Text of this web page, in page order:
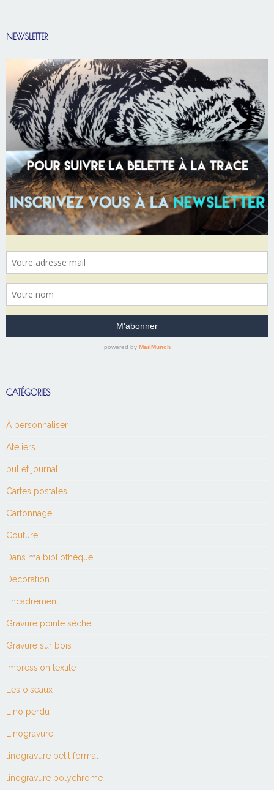
NEWSLETTER
CATÉGORIES
À personnaliser
Ateliers
bullet journal
Cartes postales
Cartonnage
Couture
Dans ma bibliothèque
Décoration
Encadrement
Gravure pointe sèche
Gravure sur bois
Impression textile
Les oiseaux
Lino perdu
Linogravure
linogravure petit format
linogravure polychrome